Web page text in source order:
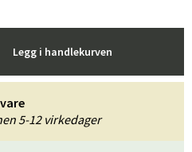
Legg i handlekurven
5-12 virkedager